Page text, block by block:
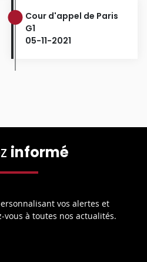
Cour d'appel de Paris
G1
05-11-2021
informé
vos alertes et
vous à toutes nos actualités.